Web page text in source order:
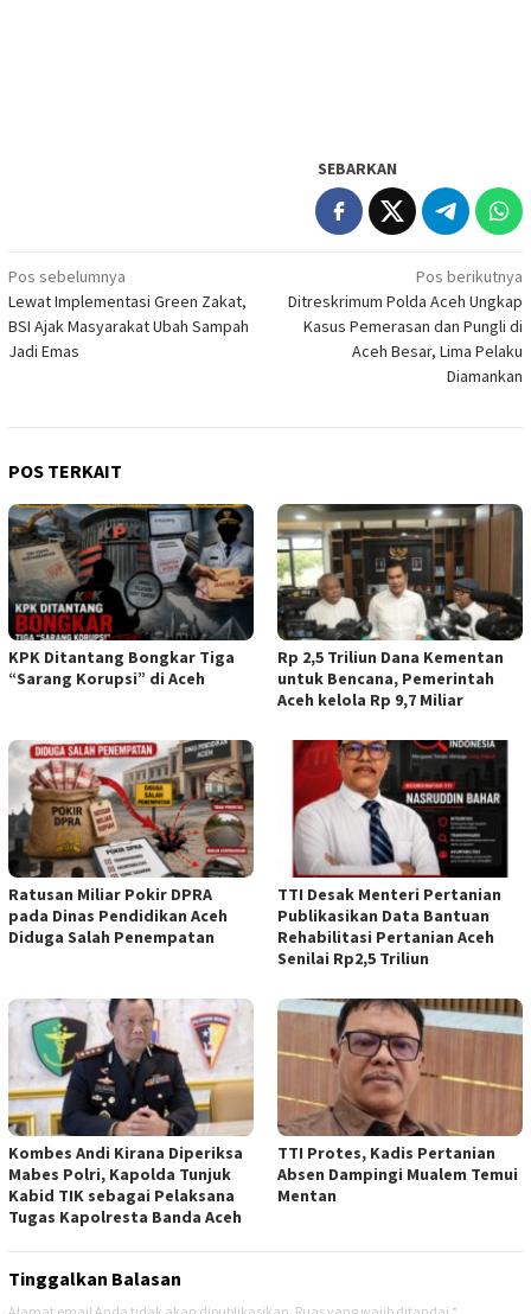
SEBARKAN
Navigasi
pos
Pos sebelumnya
Lewat Implementasi Green Zakat,
BSI Ajak Masyarakat Ubah Sampah
Jadi Emas
Pos berikutnya
Ditreskrimum Polda Aceh Ungkap
Kasus Pemerasan dan Pungli di
Aceh Besar, Lima Pelaku
Diamankan
POS TERKAIT
KPK Ditantang Bongkar Tiga
“Sarang Korupsi” di Aceh
Rp 2,5 Triliun Dana Kementan
untuk Bencana, Pemerintah
Aceh kelola Rp 9,7 Miliar
Ratusan Miliar Pokir DPRA
pada Dinas Pendidikan Aceh
Diduga Salah Penempatan
TTI Desak Menteri Pertanian
Publikasikan Data Bantuan
Rehabilitasi Pertanian Aceh
Senilai Rp2,5 Triliun
Kombes Andi Kirana Diperiksa
Mabes Polri, Kapolda Tunjuk
Kabid TIK sebagai Pelaksana
Tugas Kapolresta Banda Aceh
TTI Protes, Kadis Pertanian
Absen Dampingi Mualem Temui
Mentan
Tinggalkan Balasan